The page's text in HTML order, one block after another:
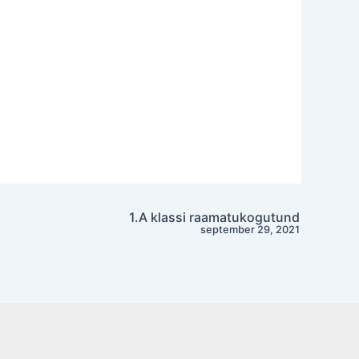
1.A klassi raamatukogutund
september 29, 2021